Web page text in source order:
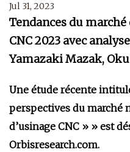
Jul 31, 2023
Tendances du marché
CNC 2023 avec
Yamazaki Mazak,
Une étude récente
perspectives du marché
d’usinage CNC » » est
Orbisresearch.com.